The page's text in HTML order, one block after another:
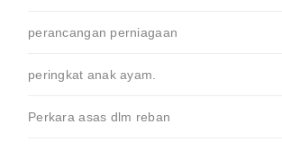
perancangan perniagaan
peringkat anak ayam.
Perkara asas dlm reban